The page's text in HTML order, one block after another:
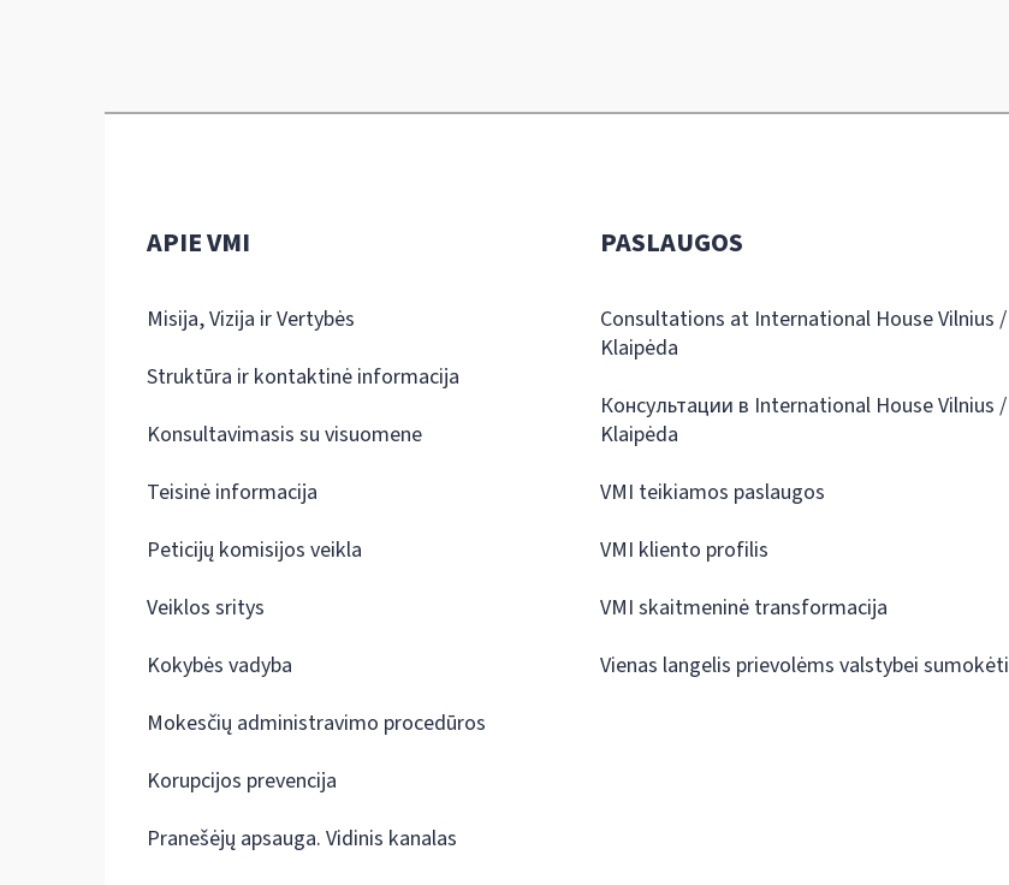
APIE VMI
Misija, Vizija ir Vertybės
Struktūra ir kontaktinė informacija
Konsultavimasis su visuomene
Teisinė informacija
Peticijų komisijos veikla
Veiklos sritys
Kokybės vadyba
Mokesčių administravimo procedūros
Korupcijos prevencija
Pranešėjų apsauga. Vidinis kanalas
PASLAUGOS
Consultations at International House Vilnius /
Klaipėda
Консультации в International House Vilnius /
Klaipėda
VMI teikiamos paslaugos
VMI kliento profilis
VMI skaitmeninė transformacija
Vienas langelis prievolėms valstybei sumokėti